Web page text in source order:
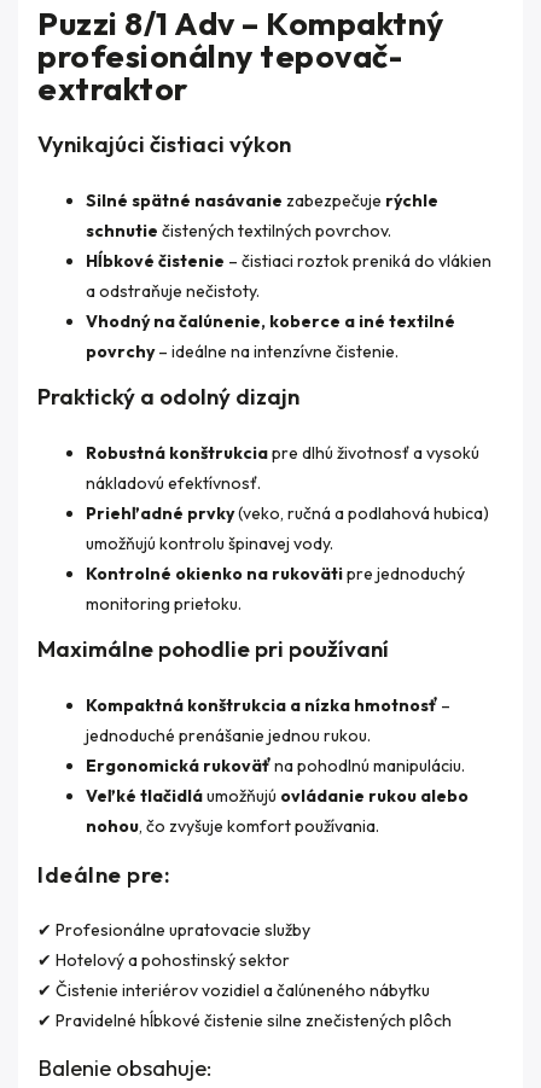
Puzzi 8/1 Adv – Kompaktný
profesionálny tepovač-
extraktor
Vynikajúci čistiaci výkon
Silné spätné nasávanie zabezpečuje rýchle
schnutie čistených textilných povrchov.
Hĺbkové čistenie – čistiaci roztok preniká do vlákien
a odstraňuje nečistoty.
Vhodný na čalúnenie, koberce a iné textilné
povrchy– ideálne na intenzívne čistenie.
Praktický a odolný dizajn
Robustná konštrukciapre dlhú životnosť a vysokú
nákladovú efektívnosť.
Priehľadné prvky(veko, ručná a podlahová hubica)
umožňujú kontrolu špinavej vody.
Kontrolné okienko na rukovätipre jednoduchý
monitoring prietoku.
Maximálne pohodlie pri používaní
Kompaktná konštrukcia a nízka hmotnosť –
jednoduché prenášanie jednou rukou.
Ergonomická rukoväťna pohodlnú manipuláciu.
Veľké tlačidláumožňujú ovládanie rukou alebo
nohou, čo zvyšuje komfort používania.
Ideálne pre:
✔ Profesionálne upratovacie služby
✔ Hotelový a pohostinský sektor
✔ Čistenie interiérov vozidiel a čalúneného nábytku
✔ Pravidelné hĺbkové čistenie silne znečistených plôch
Balenie obsahuje: